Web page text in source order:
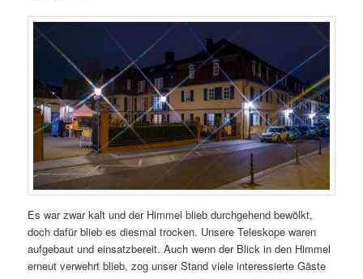
Es war zwar kalt und der Himmel blieb durchgehend bewölkt,
doch dafür blieb es diesmal trocken. Unsere Teleskope waren
aufgebaut und einsatzbereit. Auch wenn der Blick in den Himmel
erneut verwehrt blieb, zog unser Stand viele interessierte Gäste